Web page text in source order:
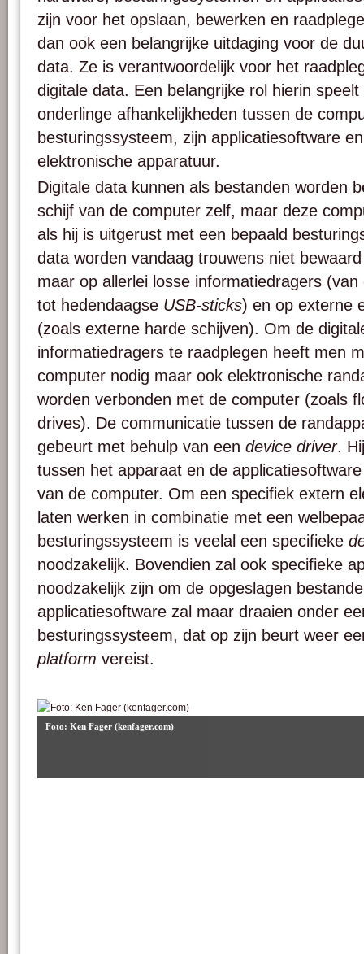
zijn voor het opslaan, bewerken en
dan ook een belangrijke uitdaging voor de
data. Ze is verantwoordelijk voor het
digitale data. Een belangrijke rol hierin
onderlinge afhankelijkheden tussen de
besturingssysteem, zijn applicatiesoftware
elektronische apparatuur.
Digitale data kunnen als bestanden worden
schijf van de computer zelf, maar deze
als hij is uitgerust met een bepaald
data worden vandaag trouwens niet
maar op allerlei losse informatiedragers
tot hedendaagse USB-sticks) en op externe
(zoals externe harde schijven). Om de
informatiedragers te raadplegen heeft men
computer nodig maar ook elektronische
worden verbonden met de computer (zoals
drives). De communicatie tussen de
gebeurt met behulp van een device driver.
tussen het apparaat en de
van de computer. Om een specifiek extern
laten werken in combinatie met een
besturingssysteem is veelal een specifieke
noodzakelijk. Bovendien zal ook specifieke
noodzakelijk zijn om de opgeslagen
applicatiesoftware zal maar draaien onder
besturingssysteem, dat op zijn beurt weer
platform vereist.
Foto: Ken Fager (kenfager.com)